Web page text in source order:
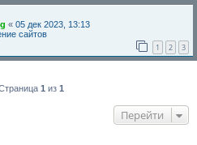
« 05 дек 2023, 13:13
сайтов
1 2 3
1из 1
Перейти